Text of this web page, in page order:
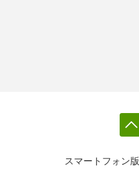
スマートフォン版